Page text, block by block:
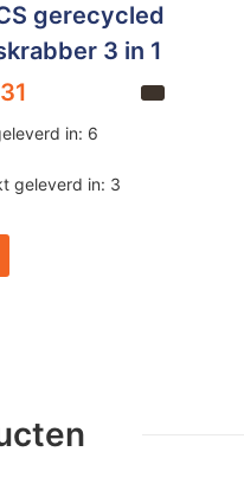
gerecycled
3 in 1
in: 6
geleverd in: 3